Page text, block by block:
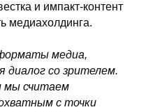
и импакт-контент
медиахолдинга.
медиа,
диалог со зрителем.
мы считаем
с точки